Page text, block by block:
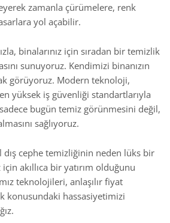
zamanla çürümelere, renk
yol açabilir.
binalarınız için sıradan bir temizlik
sunuyoruz. Kendimizi binanızın
görüyoruz. Modern teknoloji,
yüksek iş güvenliği standartlarıyla
sadece bugün temiz görünmesini değil,
sağlıyoruz.
dış cephe temizliğinin neden lüks bir
akıllıca bir yatırım olduğunu
teknolojileri, anlaşılır fiyat
konusundaki hassasiyetimizi